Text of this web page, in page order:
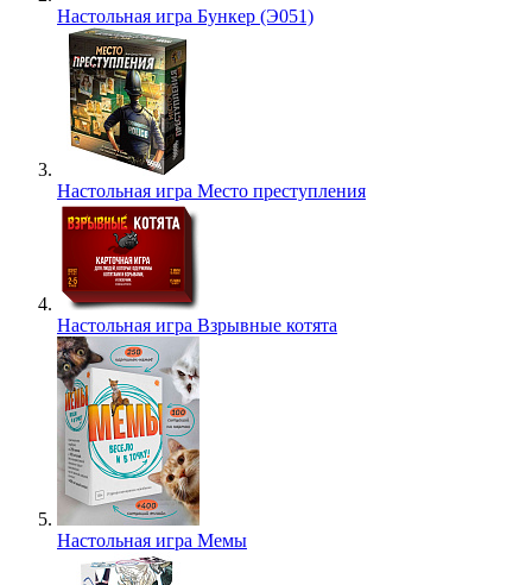
Настольная игра Бункер (Э051)
Настольная игра Место преступления
Настольная игра Взрывные котята
Настольная игра Мемы